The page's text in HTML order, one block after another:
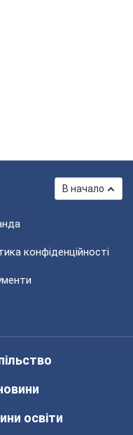
В начало
конфіденційності
освіти